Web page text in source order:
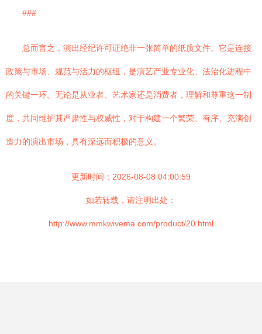
###
总而言之，演出经纪许可证绝非一张简单的纸质文件。它是连接
政策与市场、规范与活力的枢纽，是演艺产业专业化、法治化进程中
的关键一环。无论是从业者、艺术家还是消费者，理解和尊重这一制
度，共同维护其严肃性与权威性，对于构建一个繁荣、有序、充满创
造力的演出市场，具有深远而积极的意义。
更新时间：2026-08-08 04:00:59
如若转载，请注明出处：
http://www.mmkwivema.com/product/20.html